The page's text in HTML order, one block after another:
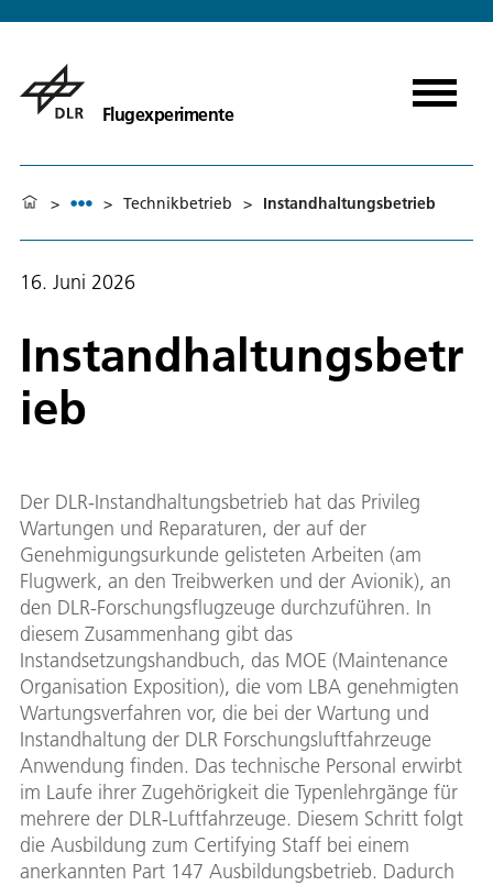
Flugexperimente
> > Technikbetrieb > Instandhaltungsbetrieb
16. Juni 2026
Instandhaltungsbetr
ieb
Der DLR-Instandhaltungsbetrieb hat das Privileg
Wartungen und Reparaturen, der auf der
Genehmigungsurkunde gelisteten Arbeiten (am
Flugwerk, an den Treibwerken und der Avionik), an
den DLR-Forschungsflugzeuge durchzuführen. In
diesem Zusammenhang gibt das
Instandsetzungshandbuch, das MOE (Maintenance
Organisation Exposition), die vom LBA genehmigten
Wartungsverfahren vor, die bei der Wartung und
Instandhaltung der DLR Forschungsluftfahrzeuge
Anwendung finden. Das technische Personal erwirbt
im Laufe ihrer Zugehörigkeit die Typenlehrgänge für
mehrere der DLR-Luftfahrzeuge. Diesem Schritt folgt
die Ausbildung zum Certifying Staff bei einem
anerkannten Part 147 Ausbildungsbetrieb. Dadurch